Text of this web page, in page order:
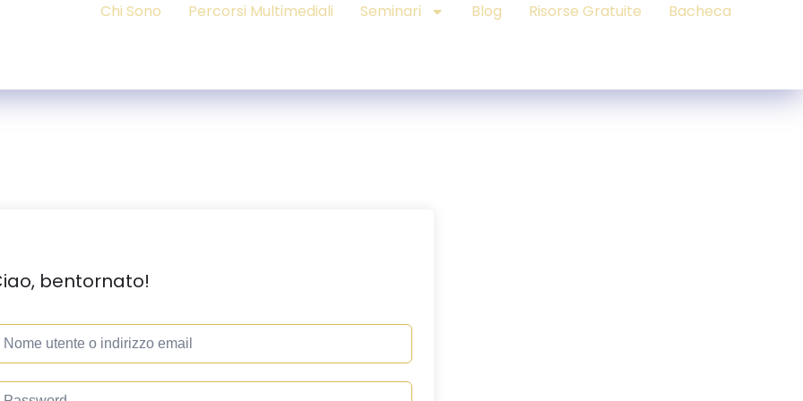
Chi Sono Percorsi Multimediali Seminari Blog Risorse Gratuite Bacheca
bentornato!